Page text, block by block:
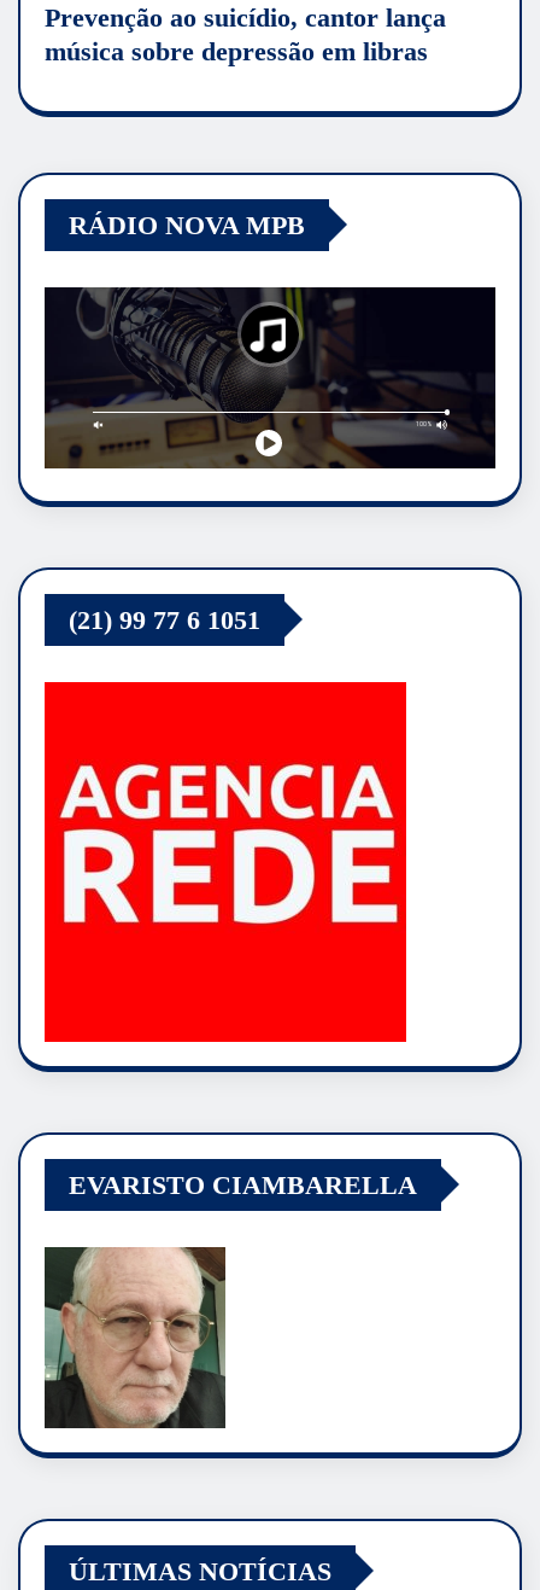
Prevenção ao suicídio, cantor lança
música sobre depressão em libras
RÁDIO NOVA MPB
(21) 99 77 6 1051
EVARISTO CIAMBARELLA
ÚLTIMAS NOTÍCIAS